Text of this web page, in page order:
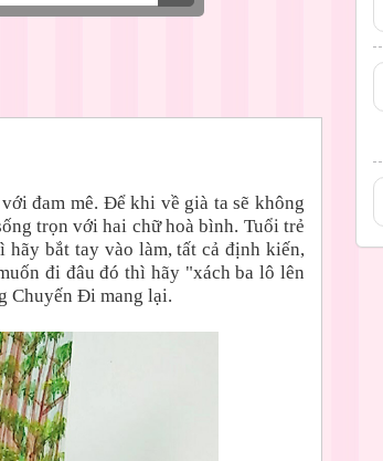
đam mê. Để khi về già ta sẽ không
trọn với hai chữ hoà bình. Tuổi trẻ
hãy bắt tay vào làm, tất cả định kiến,
đi đâu đó thì hãy "xách ba lô lên
Chuyến Đi mang lại.